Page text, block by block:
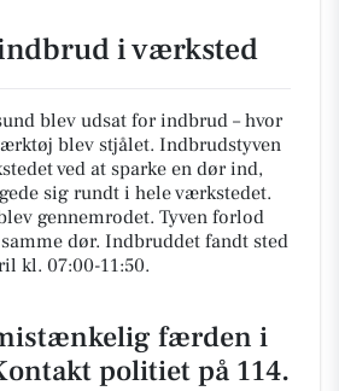
i værksted
blev udsat for indbrud – hvor
blev stjålet. Indbrudstyven
ved at sparke en dør ind,
sig rundt i hele værkstedet.
gennemrodet. Tyven forlod
dør. Indbruddet fandt sted
kl. 07:00-11:50.
færden i
politiet på 114.